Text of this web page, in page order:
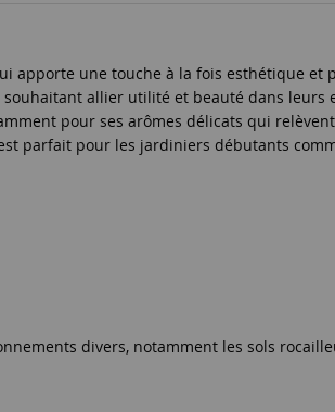
apporte une touche à la fois esthétique et
allier utilité et beauté dans leurs
pour ses arômes délicats qui
parfait pour les jardiniers débutants
divers, notamment les sols